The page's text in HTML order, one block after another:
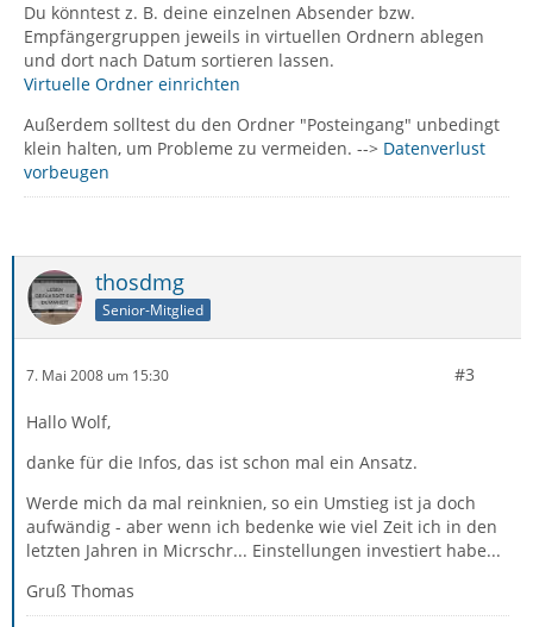
Du könntest z. B. deine einzelnen Absender bzw.
Empfängergruppen jeweils in virtuellen Ordnern ablegen
und dort nach Datum sortieren lassen.
Virtuelle Ordner einrichten
Außerdem solltest du den Ordner "Posteingang" unbedingt
klein halten, um Probleme zu vermeiden. --> Datenverlust
vorbeugen
thosdmg
Senior-Mitglied
7. Mai 2008 um 15:30 #3
Hallo Wolf,
danke für die Infos, das ist schon mal ein Ansatz.
Werde mich da mal reinknien, so ein Umstieg ist ja doch
aufwändig - aber wenn ich bedenke wie viel Zeit ich in den
letzten Jahren in Micrschr... Einstellungen investiert habe...
Gruß Thomas